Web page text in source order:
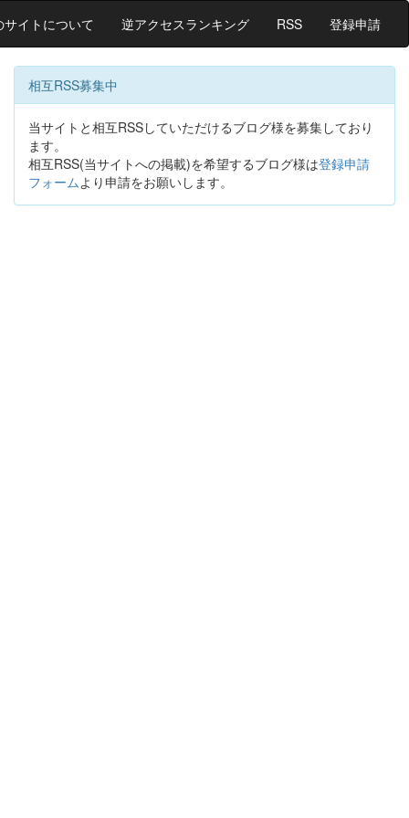
サイトについて 逆アクセスランキング RSS 登録申請
相互RSS募集中
当サイトと相互RSSしていただけるブログ様を募集しており
ます。
相互RSS(当サイトへの掲載)を希望するブログ様は登録申請
フォームより申請をお願いします。